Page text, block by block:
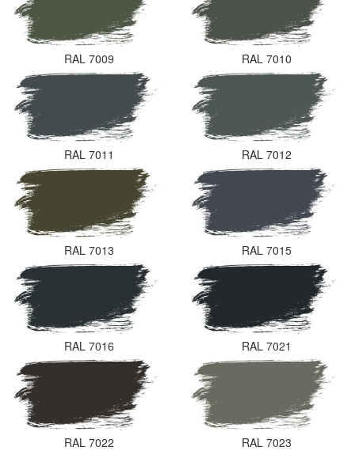
RAL 7009 RAL 7010
RAL 7011 RAL 7012
RAL 7013 RAL 7015
RAL 7016 RAL 7021
RAL 7022 RAL 7023